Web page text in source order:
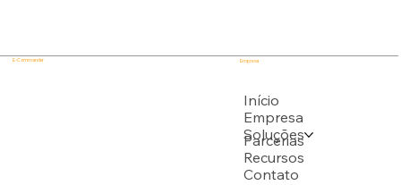
E-Commander
Início
Empresa
Soluções
Parcerias
Recursos
Contato
Empresa